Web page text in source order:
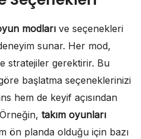
modları ve seçenekleri
sunar. Her mod,
stratejiler gerektirir. Bu
başlatma seçeneklerinizi
hem de keyif açısından
takım oyunları
ön planda olduğu için bazı